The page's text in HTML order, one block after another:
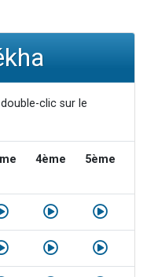
clic sur le
4ème 5ème